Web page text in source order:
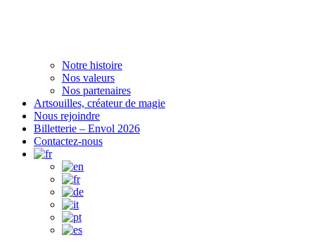
Notre histoire
Nos valeurs
Nos partenaires
Artsouilles, créateur de magie
Nous rejoindre
Billetterie – Envol 2026
Contactez-nous